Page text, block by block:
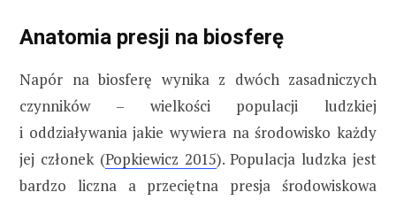
Anatomia presji na biosferę
Napór na biosferę wynika z dwóch zasadniczych
czynników – wielkości populacji ludzkiej
i oddziaływania jakie wywiera na środowisko każdy
jej członek (Popkiewicz 2015). Populacja ludzka jest
bardzo liczna a przeciętna presja środowiskowa